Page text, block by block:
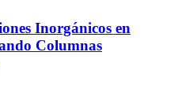
Inorgánicos en
Columnas